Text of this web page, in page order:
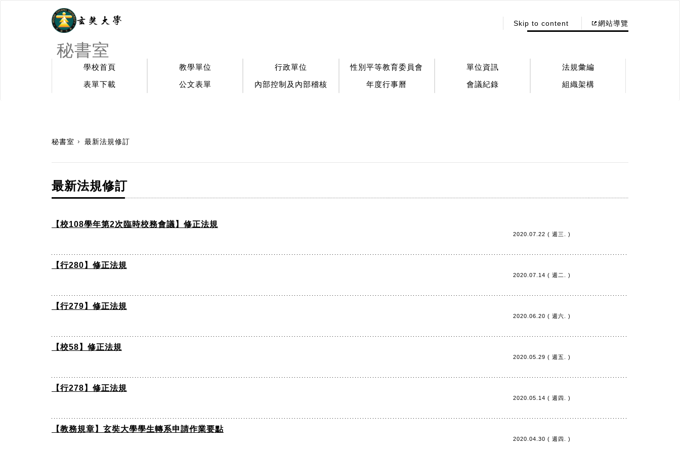
秘書室
Skip to content 網站導覽
學校首頁 教學單位 行政單位 性別平等教育委員會 單位資訊
法規彙編
表單下載
公文表單 內部控制及內部稽核 年度行事曆 會議紀錄 組織架構
秘書室 最新法規修訂
最新法規修訂
【校108學年第2次臨時校務會議】修正法規
2020.07.22 ( 週三. )
【行280】修正法規
2020.07.14 ( 週二. )
【行279】修正法規
2020.06.20 ( 週六. )
【校58】修正法規
2020.05.29 ( 週五. )
【行278】修正法規
2020.05.14 ( 週四. )
【教務規章】玄奘大學學生轉系申請作業要點
2020.04.30 ( 週四. )